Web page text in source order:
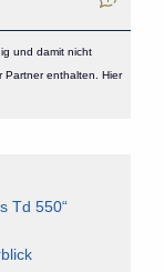
und damit nicht
Partner enthalten. Hier
Td 550“